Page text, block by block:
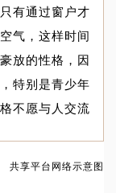
有通过窗户才
气，这样时间
放的性格，因
特别是青少年
不愿与人交流
共享平台网络示意图